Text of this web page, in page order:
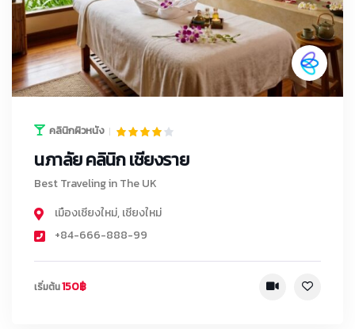
คลินิกผิวหนัง
นภาลัย คลินิก เชียงราย
Best Traveling in The UK
เมืองเชียงใหม่,เชียงใหม่
+84-666-888-99
เริ่มต้น150฿